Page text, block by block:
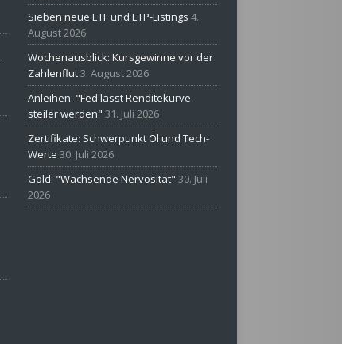
Sieben neue ETF und ETP-Listings 4.
August 2026
Wochenausblick: Kursgewinne vor der
Zahlenflut3. August 2026
Anleihen: "Fed lässt Renditekurve
steiler werden" 31. Juli 2026
Zertifikate: Schwerpunkt Öl und Tech-
Werte 30. Juli 2026
Gold: "Wachsende Nervosität" 30. Juli
2026